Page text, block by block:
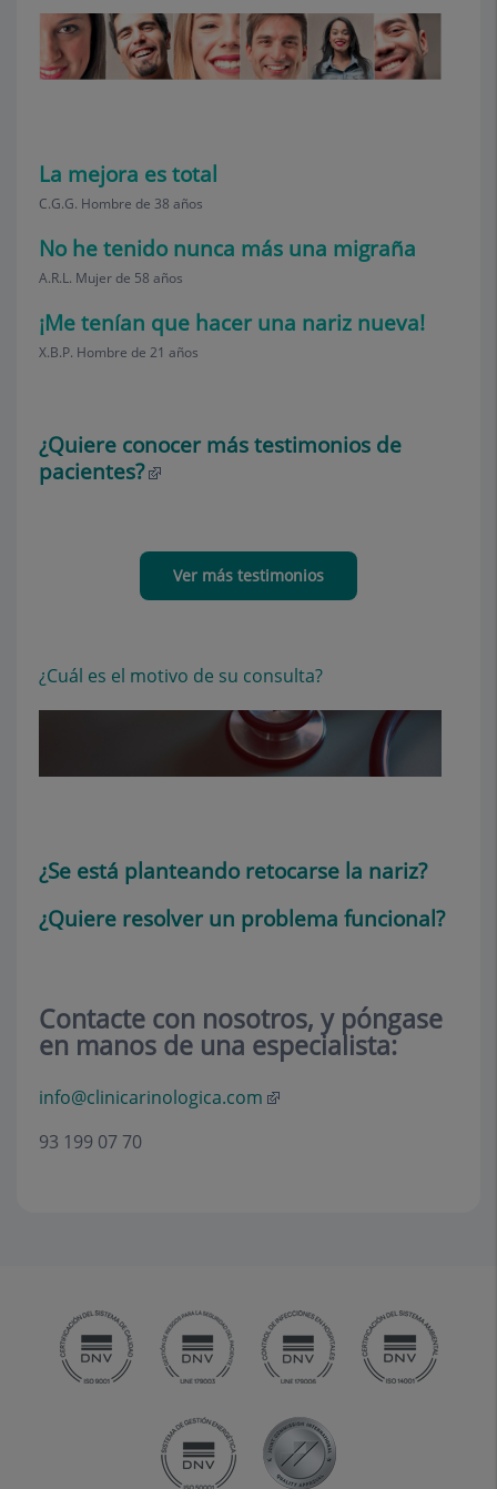
La mejora es total
C.G.G. Hombre de 38 años
No he tenido nunca más una migraña
A.R.L. Mujer de 58 años
¡Me tenían que hacer una nariz nueva!
X.B.P. Hombre de 21 años
¿Quiere conocer más testimonios de
pacientes?
Ver más testimonios
¿Cuál es el motivo de su consulta?
¿Se está planteando retocarse la nariz?
¿Quiere resolver un problema funcional?
Contacte con nosotros, y póngase
en manos de una especialista:
info@clinicarinologica.com
93 199 07 70